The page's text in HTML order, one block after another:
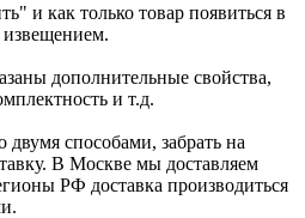
и как только товар появиться в
дополнительные свойства,
и т.д.
способами, забрать на
В Москве мы доставляем
РФ доставка производиться